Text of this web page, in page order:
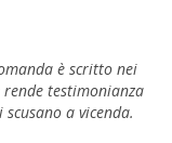
è scritto nei
testimonianza
a vicenda.